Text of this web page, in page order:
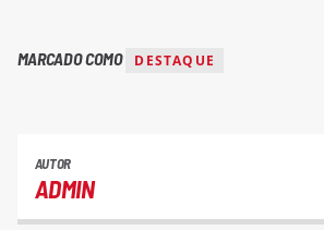
MARCADO COMO DESTAQUE
AUTOR
ADMIN